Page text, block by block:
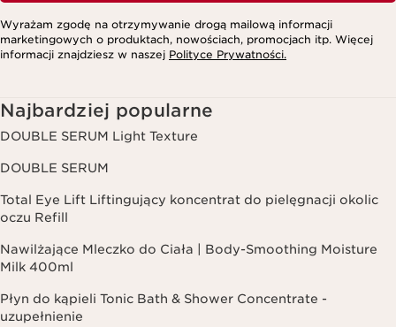
Wyrażam zgodę na otrzymywanie drogą mailową informacji
marketingowych o produktach, nowościach, promocjach itp. Więcej
informacji znajdziesz w naszej Polityce Prywatności.
Najbardziej popularne
DOUBLE SERUM Light Texture
DOUBLE SERUM
Total Eye Lift Liftingujący koncentrat do pielęgnacji okolic
oczu Refill
Nawilżające Mleczko do Ciała | Body-Smoothing Moisture
Milk 400ml
Płyn do kąpieli Tonic Bath & Shower Concentrate -
uzupełnienie